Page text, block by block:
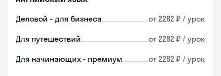
Деловой - для бизнеса от 2282 ₽ / урок
Для путешествий от 2282 ₽ / урок
Для начинающих - премиум от 2282 ₽ / урок